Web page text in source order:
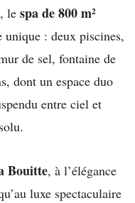
le spa de 800 m²
unique : deux piscines,
de sel, fontaine de
dont un espace duo
entre ciel et
Bouitte, à l’élégance
luxe spectaculaire